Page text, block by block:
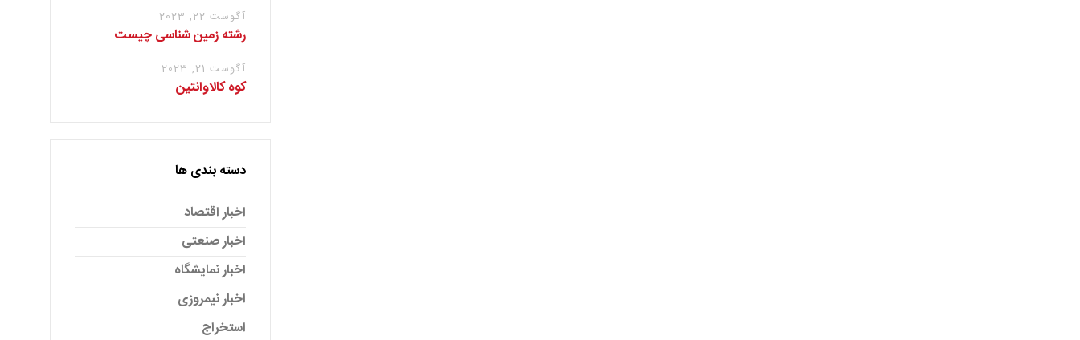
آگوست 22, 2023
رشته زمین شناسی چیست
آگوست 21, 2023
کوه کالاوانتین
دسته بندی ها
اخبار اقتصاد
اخبار صنعتی
اخبار نمایشگاه
اخبار نیمروزی
استخراج